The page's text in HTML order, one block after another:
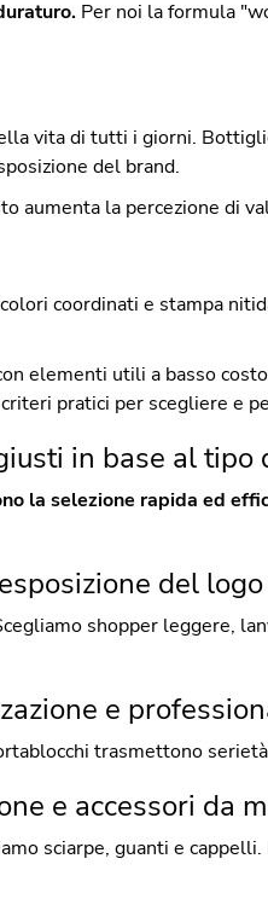
Per noi la formula
vita di tutti i giorni.
del brand.
aumenta la percezione di
coordinati e stampa
elementi utili a basso
pratici per scegliere e
in base al tipo
la selezione rapida ed
del logo
shopper leggere,
e
trasmettono
e accessori da
sciarpe, guanti e